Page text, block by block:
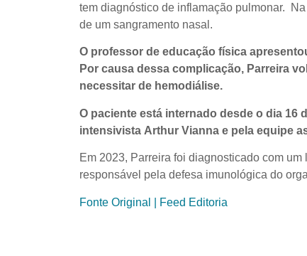
tem diagnóstico de inflamação pulmonar.
de um sangramento nasal.
O professor de educação física
Por causa dessa complicação, Parreira
necessitar de hemodiálise.
O paciente está internado desde o dia
intensivista Arthur Vianna e pela equipe
Em 2023, Parreira foi diagnosticado com
responsável pela defesa imunológica do
Fonte Original | Feed Editoria